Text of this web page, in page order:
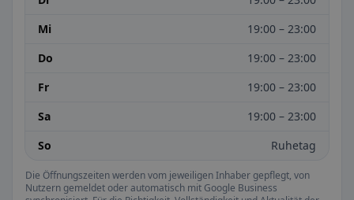
Mi
19:00 – 23:00
Do
19:00 – 23:00
Fr
19:00 – 23:00
Sa
19:00 – 23:00
So
Ruhetag
Die Öffnungszeiten werden vom jeweiligen Inhaber gepflegt, von
Nutzern gemeldet oder automatisch mit Google Business